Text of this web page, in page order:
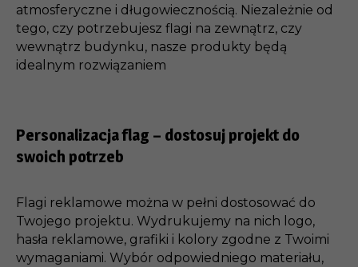
atmosferyczne i długowiecznością. Niezależnie od
tego, czy potrzebujesz flagi na zewnątrz, czy
wewnątrz budynku, nasze produkty będą
idealnym rozwiązaniem
Personalizacja flag – dostosuj projekt do
swoich potrzeb
Flagi reklamowe można w pełni dostosować do
Twojego projektu. Wydrukujemy na nich logo,
hasła reklamowe, grafiki i kolory zgodne z Twoimi
wymaganiami. Wybór odpowiedniego materiału,